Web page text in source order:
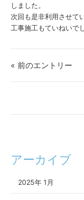
しました。
次回も是非利用させて
工事施工もていねいで
« 前のエントリー
アーカイブ
2025年 1月